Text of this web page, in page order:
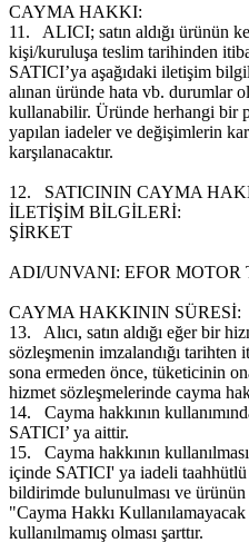
CAYMA HAKKI:
11.
ALICI; satın aldığı ürünün
kişi/kuruluşa teslim tarihinden
SATICI’ya aşağıdaki iletişim
alınan üründe hata vb. durumlar
kullanabilir. Üründe herhangi bir
yapılan iadeler ve değişimlerin
karşılanacaktır.
12.
SATICININ CAYMA
İLETİŞİM BİLGİLERİ:
ŞİRKET
ADI/UNVANI: EFOR MOTOR
CAYMA HAKKININ SÜRESİ:
13.
Alıcı, satın aldığı eğer bir
sözleşmenin imzalandığı tarihten
sona ermeden önce, tüketicinin
hizmet sözleşmelerinde cayma
14.
Cayma hakkının
SATICI’ ya aittir.
15.
Cayma hakkının
içinde SATICI' ya iadeli taahhütlü
bildirimde bulunulması ve
"Cayma Hakkı
kullanılmamış olması şarttır.